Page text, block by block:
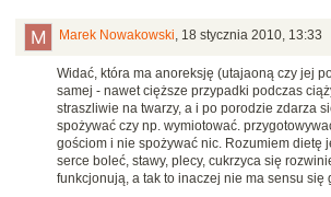
Marek Nowakowski, 18 stycznia 2010, 13:33
Widać, która ma anoreksję (utajaoną czy jej
samej - nawet cięższe przypadki podczas
straszliwie na twarzy, a i po porodzie zdarza
spożywać czy np. wymiotować.
gościom i nie spożywać nic. Rozumiem dietę
serce boleć, stawy, plecy, cukrzyca się
funkcjonują, a tak to inaczej nie ma sensu się